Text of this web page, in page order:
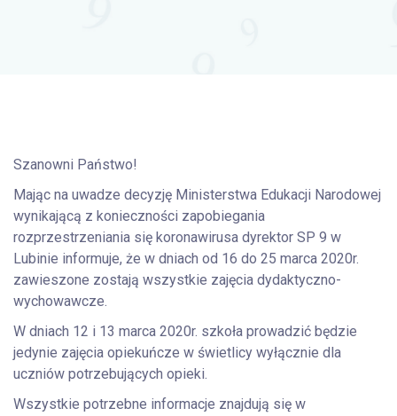
Szanowni Państwo!
Mając na uwadze decyzję Ministerstwa Edukacji Narodowej
wynikającą z konieczności zapobiegania
rozprzestrzeniania się koronawirusa dyrektor SP 9 w
Lubinie informuje, że w dniach od 16 do 25 marca 2020r.
zawieszone zostają wszystkie zajęcia dydaktyczno-
wychowawcze.
W dniach 12 i 13 marca 2020r. szkoła prowadzić będzie
jedynie zajęcia opiekuńcze w świetlicy wyłącznie dla
uczniów potrzebujących opieki.
Wszystkie potrzebne informacje znajdują się w